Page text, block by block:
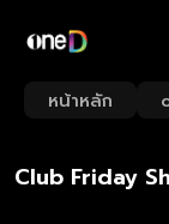
หน้าหลัก
Club Friday